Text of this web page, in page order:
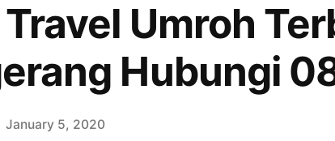
Umroh
Hubungi
January 5, 2020